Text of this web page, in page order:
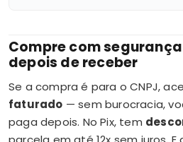
Compre com
depois de receber
Se a compra é para o CNPJ,
faturado — sem burocracia,
paga depois. No Pix, tem